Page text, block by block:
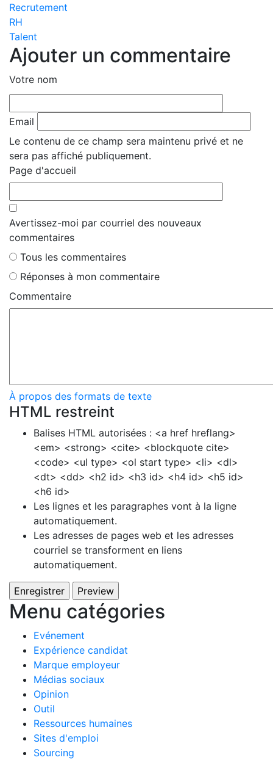
Recrutement
RH
Talent
Ajouter un commentaire
Votre nom
Email
Le contenu de ce champ sera maintenu privé et ne
sera pas affiché publiquement.
Page d'accueil
Avertissez-moi par courriel des nouveaux
commentaires
Tous les commentaires
Réponses à mon commentaire
Commentaire
À propos des formats de texte
HTML restreint
Balises HTML autorisées : <a href hreflang>
<em> <strong> <cite> <blockquote cite>
<code> <ul type> <ol start type> <li> <dl>
<dt> <dd> <h2 id> <h3 id> <h4 id> <h5 id>
<h6 id>
Les lignes et les paragraphes vont à la ligne
automatiquement.
Les adresses de pages web et les adresses
courriel se transforment en liens
automatiquement.
Menu catégories
Evénement
Expérience candidat
Marque employeur
Médias sociaux
Opinion
Outil
Ressources humaines
Sites d'emploi
Sourcing